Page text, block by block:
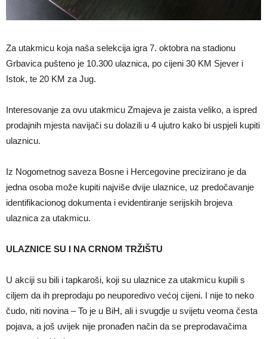
Za utakmicu koja naša selekcija igra 7. oktobra na stadionu
Grbavica pušteno je 10.300 ulaznica, po cijeni 30 KM Sjever i
Istok, te 20 KM za Jug.
Interesovanje za ovu utakmicu Zmajeva je zaista veliko, a ispred
prodajnih mjesta navijači su dolazili u 4 ujutro kako bi uspjeli kupiti
ulaznicu.
Iz Nogometnog saveza Bosne i Hercegovine precizirano je da
jedna osoba može kupiti najviše dvije ulaznice, uz predočavanje
identifikacionog dokumenta i evidentiranje serijskih brojeva
ulaznica za utakmicu.
ULAZNICE SU I NA CRNOM TRŽIŠTU
U akciji su bili i tapkaroši, koji su ulaznice za utakmicu kupili s
ciljem da ih preprodaju po neuporedivo većoj cijeni. I nije to neko
čudo, niti novina – To je u BiH, ali i svugdje u svijetu veoma česta
pojava, a još uvijek nije pronađen način da se preprodavačima